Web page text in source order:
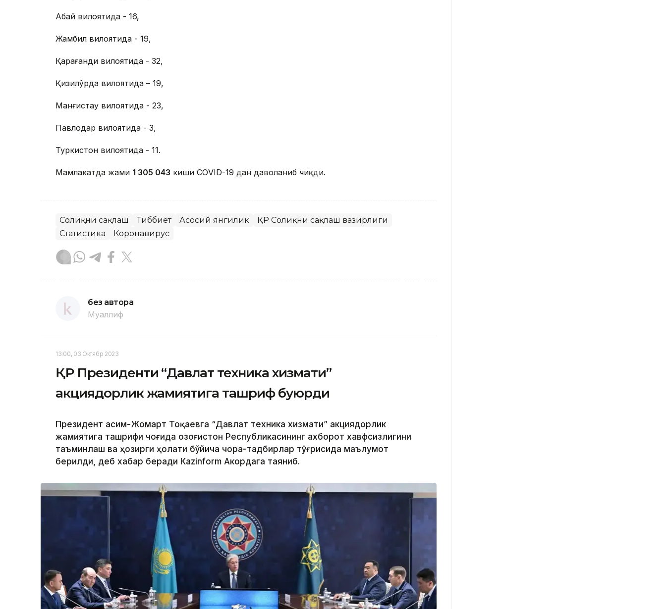
Абай вилоятида - 16,
Жамбил вилоятида - 19,
Қарағанди вилоятида - 32,
Қизилўрда вилоятида – 19,
Манғистау вилоятида - 23,
Павлодар вилоятида - 3,
Туркистон вилоятида - 11.
Мамлакатда жами 1 305 043 киши CОVID-19 дан даволаниб чиқди.
Соғлиқни сақлаш Тиббиёт Асосий янгилик
ҚР Соғлиқни сақлаш вазирлиги
Статистика
Коронавирус
без автора
Муаллиф
13:00, 03 Октябр 2023
ҚР Президенти “Давлат техника хизмати”
акциядорлик жамиятига ташриф буюрди
Президент Қасим-Жомарт Тоқаевга “Давлат техника хизмати” акциядорлик
жамиятига ташрифи чоғида Қозоғистон Республикасининг ахборот хавфсизлигини
таъминлаш ва ҳозирги ҳолати бўйича чора-тадбирлар тўғрисида маълумот
берилди, деб хабар беради Каzinform Акордага таяниб.